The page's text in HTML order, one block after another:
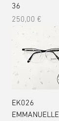
36
Prix
250,00 €
EK026
EMMANUELLE